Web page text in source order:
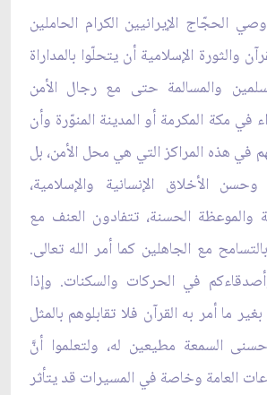
الحجّاج الإيرانيين الكرام الحاملين
والثورة الإسلامية أن يتحلّوا بالمداراة
والمسالمة حتى مع رجال الأمن
في مكة المكرمة أو المدينة المنوّرة وأن
في هذه المراكز التي هي محل الأمن، بل
وحسن الأخلاق الإنسانية والإسلامية،
والموعظة الحسنة، تتفادون العنف مع
مع الجاهلين كما أمر الله تعالى.
في الحركات والسكنات. وإذا
ما أمر به القرآن فلا تقابلوهم بالمثل
حسنى السمعة مطيعين له، ولتعلموا أنَّ
العامة وخاصة في المسيرات قد يتأثر